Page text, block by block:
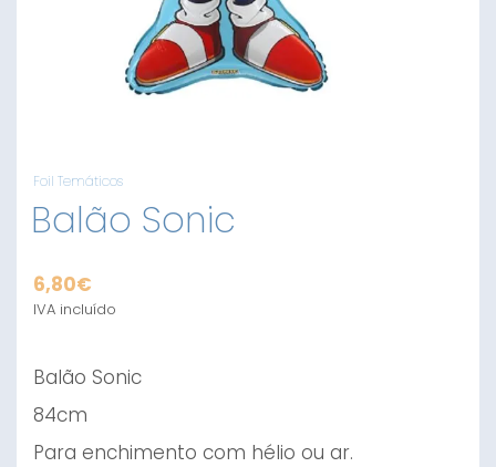
Foil Temáticos
Balão Sonic
6,80€
IVA incluído
Balão Sonic
84cm
Para enchimento com hélio ou ar.